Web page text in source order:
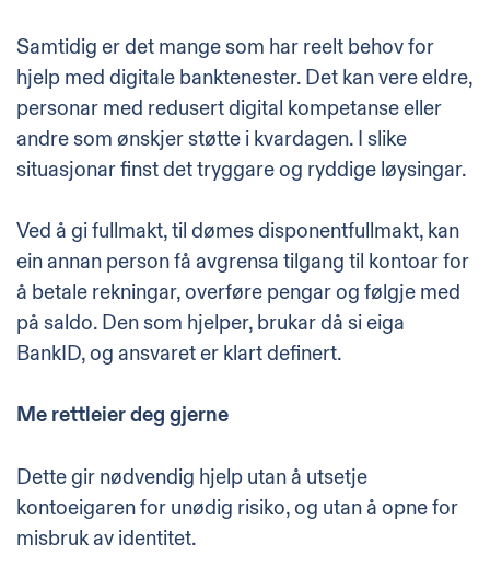
Samtidig er det mange som har reelt behov for
hjelp med digitale banktenester. Det kan vere eldre,
personar med redusert digital kompetanse eller
andre som ønskjer støtte i kvardagen. I slike
situasjonar finst det tryggare og ryddige løysingar.
Ved å gi fullmakt, til dømes disponentfullmakt, kan
ein annan person få avgrensa tilgang til kontoar for
å betale rekningar, overføre pengar og følgje med
på saldo. Den som hjelper, brukar då si eiga
BankID, og ansvaret er klart definert.
Me rettleier deg gjerne
Dette gir nødvendig hjelp utan å utsetje
kontoeigaren for unødig risiko, og utan å opne for
misbruk av identitet.